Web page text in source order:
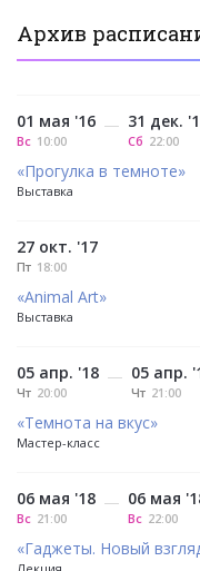
Архив
01 мая '16
Вс 10:00
— 31 дек.
Сб 22:00
«Прогулка в темноте»
Выставка
27 окт. '17
Пт 18:00
«Animal Art»
Выставка
05 апр. '18
Чт 20:00
— 05 апр.
Чт 21:00
«Темнота на вкус»
Мастер-класс
06 мая '18
Вс 21:00
— 06 мая
Вс 22:00
«Гаджеты. Новый